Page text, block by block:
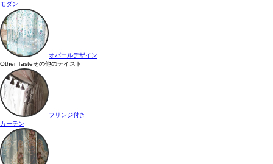
モダン
オパールデザイン
Other Tasteその他のテイスト
フリンジ付き
カーテン